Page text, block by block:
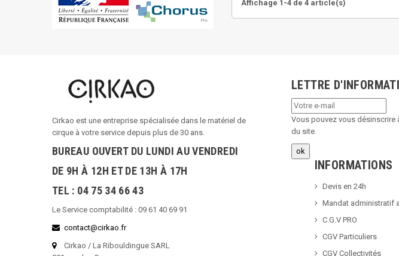
Affichage 1-4 de 4 article(s)
Cirkao est une entreprise spécialisée dans le matériel de
cirque à votre service depuis plus de 30 ans.
BUREAU OUVERT DU LUNDI AU VENDREDI
DE 9H À 12H ET DE 13H À 17H
TEL : 04 75 34 66 43
Le Service comptabilité : 09 61 40 69 91
contact@cirkao.fr
Cirkao / La Ribouldingue SARL
LETTRE
Vous pouvez vous
du site.
INFORMATIONS
Devis en 24h
Mandat administratif
C.G.V PRO
CGV Particuliers
CGV Collectivités